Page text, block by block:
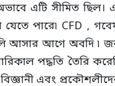
এটি সীমিত
পারে৷ CFD ,
আসার আগে অবদি ৷
পদ্ধতি তৈরি
এবং